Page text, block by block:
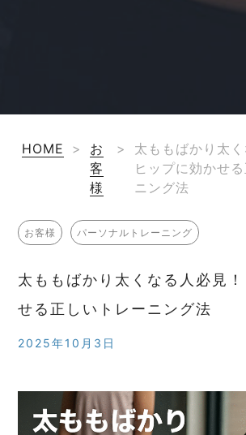
HOME >
お
客
様
>
太ももばかり太く
ヒップに効かせ
ニング法
お客様 パーソナルトレーニング
太ももばかり太くなる人必見
せる正しいトレーニング法
2025年10月3日